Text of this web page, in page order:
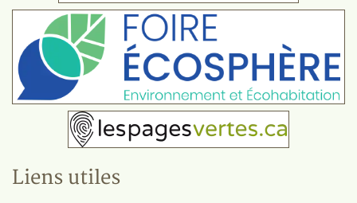
Liens utiles